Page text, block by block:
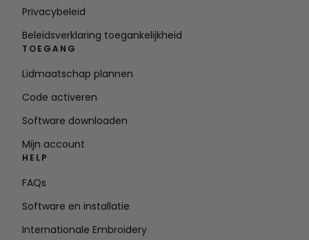
Privacybeleid
Beleidsverklaring toegankelijkheid
TOEGANG
Lidmaatschap plannen
Code activeren
Software downloaden
Mijn account
HELP
FAQs
Software en installatie
Internationale Embroidery